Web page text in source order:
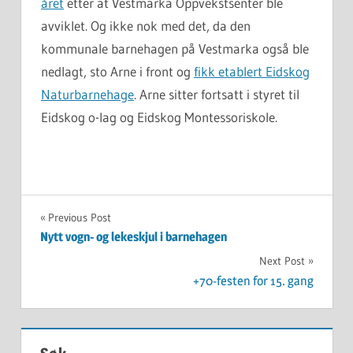
avviklet. Og ikke nok med det, da den
kommunale barnehagen på Vestmarka også ble
nedlagt, sto Arne i front og fikk etablert Eidskog
Naturbarnehage. Arne sitter fortsatt i styret til
Eidskog o-lag og Eidskog Montessoriskole.
UKATEGORISERT
Innleggsnavigasjon
Previous Post
Nytt vogn- og lekeskjul i barnehagen
Next Post
+70-festen for 15. gang